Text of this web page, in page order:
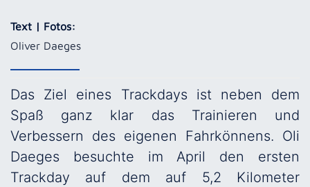
Das Ziel eines Trackdays ist neben dem
Spaß ganz klar das Trainieren und
Verbessern des eigenen Fahrkönnens. Oli
Daeges besuchte im April den ersten
Trackday auf dem auf 5,2 Kilometer
Text | Fotos:
Oliver Daeges